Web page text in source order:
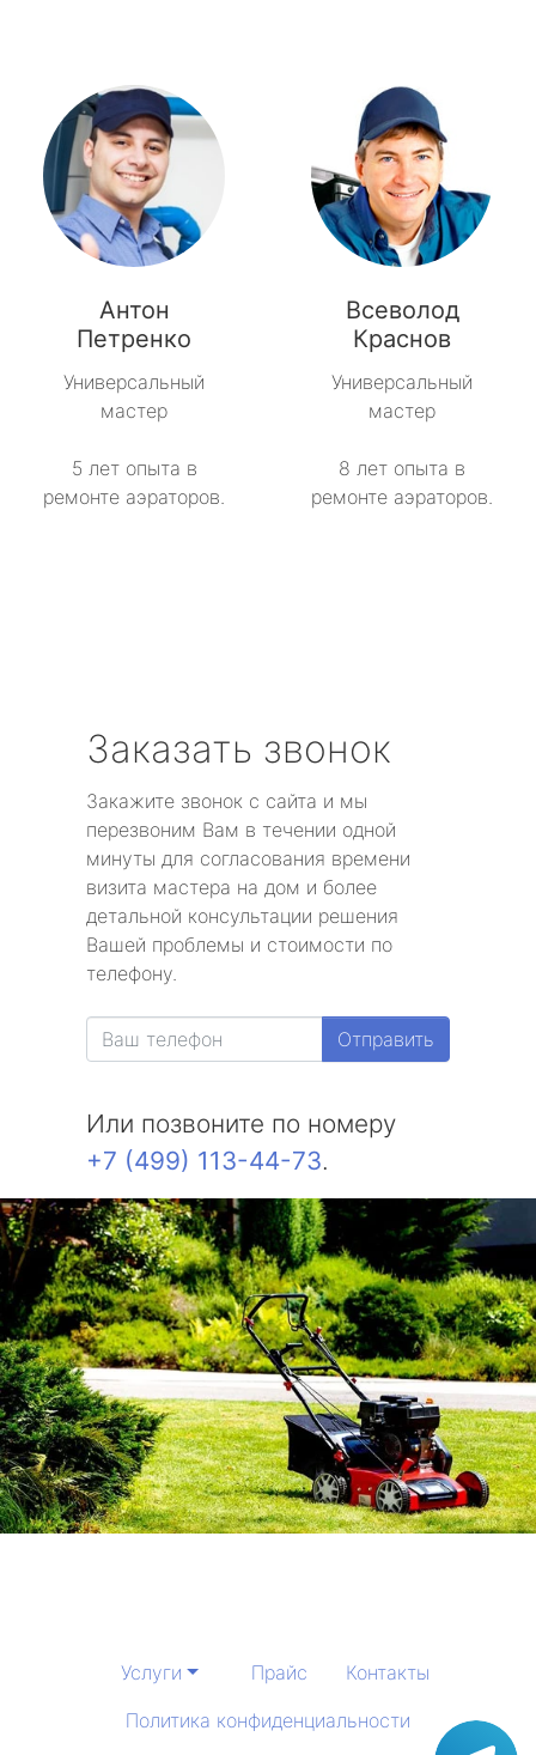
Антон
Петренко
Универсальный
мастер
5 лет опыта в
ремонте аэраторов.
Всеволод
Краснов
Универсальный
мастер
8 лет опыта в
ремонте аэраторов.
Заказать звонок
Закажите звонок с сайта и мы
перезвоним Вам в течении одной
минуты для согласования времени
визита мастера на дом и более
детальной консультации решения
Вашей проблемы и стоимости по
телефону.
Отправить
Или позвоните по номеру
+7 (499) 113-44-73.
Услуги Прайс
Контакты
Политика конфиденциальности